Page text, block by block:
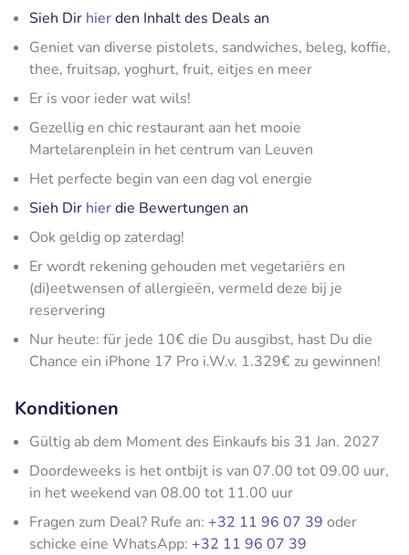
Sieh Dir hierden Inhalt des Deals an
Geniet van diverse pistolets, sandwiches, beleg, koffie,
thee, fruitsap, yoghurt, fruit, eitjes en meer
Er is voor ieder wat wils!
Gezellig en chic restaurant aan het mooie
Martelarenplein in het centrum van Leuven
Het perfecte begin van een dag vol energie
Sieh Dir hierdie Bewertungen an
Ook geldig op zaterdag!
Er wordt rekening gehouden met vegetariërs en
(di)eetwensen of allergieën, vermeld deze bij je
reservering
Nur heute: für jede 10€ die Du ausgibst, hast Du die
Chance ein iPhone 17 Pro i.W.v. 1.329€ zu gewinnen!
Konditionen
Gültig ab dem Moment des Einkaufs bis 31 Jan. 2027
Doordeweeks is het ontbijt is van 07.00 tot 09.00 uur,
in het weekend van 08.00 tot 11.00 uur
Fragen zum Deal? Rufe an: +32 11 96 07 39 oder
schicke eine WhatsApp: +32 11 96 07 39